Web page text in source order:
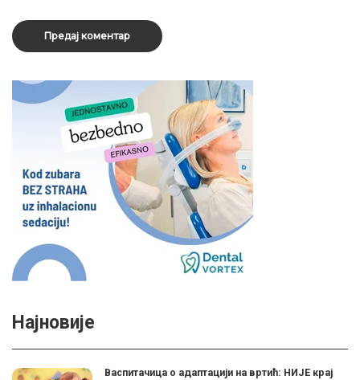
Најновије
Васпитачица о адаптацији на вртић: НИЈЕ крај